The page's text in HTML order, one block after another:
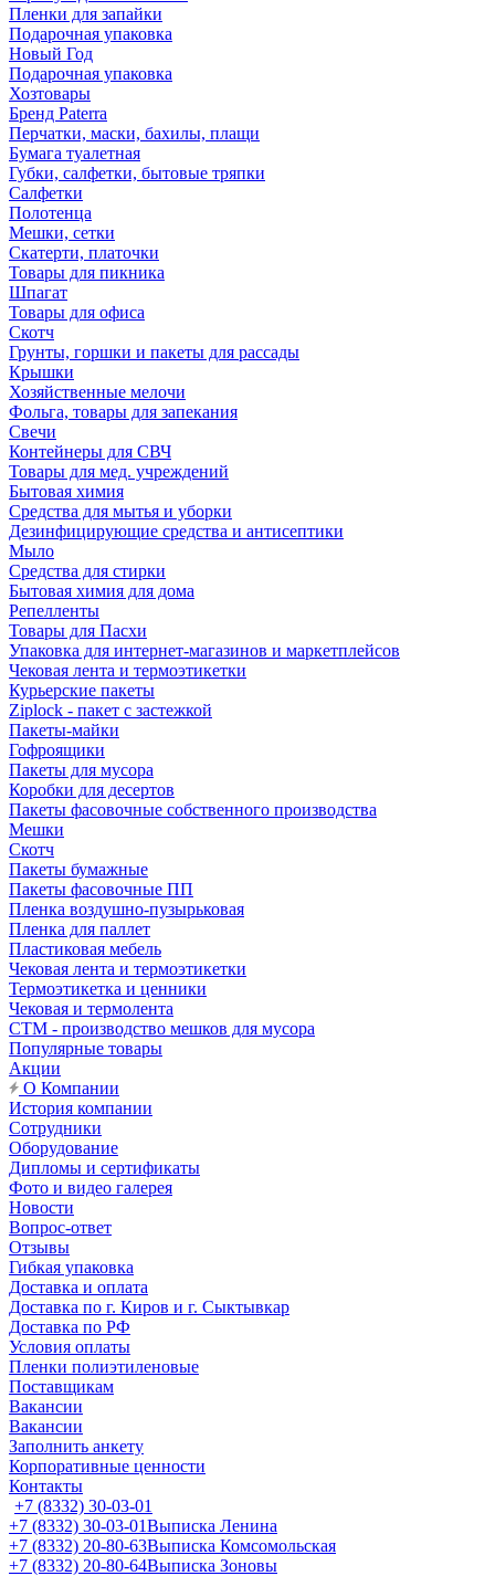
Пленки для запайки
Подарочная упаковка
Новый Год
Подарочная упаковка
Хозтовары
Бренд Paterra
Перчатки, маски, бахилы, плащи
Бумага туалетная
Губки, салфетки, бытовые тряпки
Салфетки
Полотенца
Мешки, сетки
Скатерти, платочки
Товары для пикника
Шпагат
Товары для офиса
Скотч
Грунты, горшки и пакеты для рассады
Крышки
Хозяйственные мелочи
Фольга, товары для запекания
Свечи
Контейнеры для СВЧ
Товары для мед. учреждений
Бытовая химия
Средства для мытья и уборки
Дезинфицирующие средства и антисептики
Мыло
Средства для стирки
Бытовая химия для дома
Репелленты
Товары для Пасхи
Упаковка для интернет-магазинов и маркетплейсов
Чековая лента и термоэтикетки
Курьерские пакеты
Ziplock - пакет с застежкой
Пакеты-майки
Гофроящики
Пакеты для мусора
Коробки для десертов
Пакеты фасовочные собственного производства
Мешки
Скотч
Пакеты бумажные
Пакеты фасовочные ПП
Пленка воздушно-пузырьковая
Пленка для паллет
Пластиковая мебель
Чековая лента и термоэтикетки
Термоэтикетка и ценники
Чековая и термолента
СТМ - производство мешков для мусора
Популярные товары
Акции
О Компании
История компании
Сотрудники
Оборудование
Дипломы и сертификаты
Фото и видео галерея
Новости
Вопрос-ответ
Отзывы
Гибкая упаковка
Доставка и оплата
Доставка по г. Киров и г. Сыктывкар
Доставка по РФ
Условия оплаты
Пленки полиэтиленовые
Поставщикам
Вакансии
Вакансии
Заполнить анкету
Корпоративные ценности
Контакты
+7 (8332) 30-03-01
+7 (8332) 30-03-01Выписка Ленина
+7 (8332) 20-80-63Выписка Комсомольская
+7 (8332) 20-80-64Выписка Зоновы